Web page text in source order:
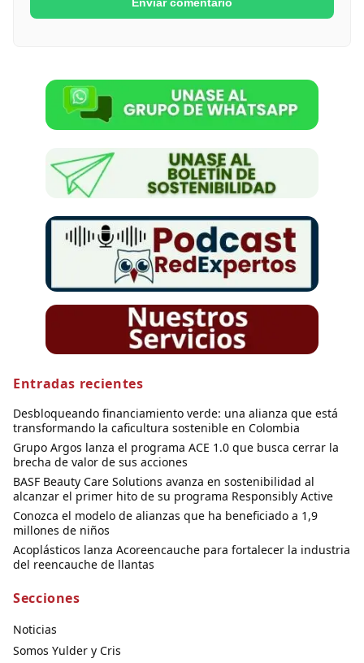
Entradas recientes
Desbloqueando financiamiento verde: una alianza que está
transformando la caficultura sostenible en Colombia
Grupo Argos lanza el programa ACE 1.0 que busca cerrar la
brecha de valor de sus acciones
BASF Beauty Care Solutions avanza en sostenibilidad al
alcanzar el primer hito de su programa Responsibly Active
Conozca el modelo de alianzas que ha beneficiado a 1,9
millones de niños
Acoplásticos lanza Acoreencauche para fortalecer la industria
del reencauche de llantas
Secciones
Noticias
Somos Yulder y Cris